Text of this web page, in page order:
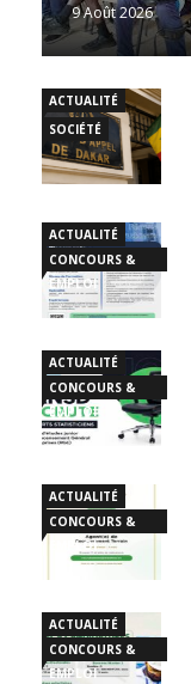
9 Août 2026
ACTUALITÉ
SOCIÉTÉ
ACTUALITÉ
CONCOURS &
EMPLOI
ACTUALITÉ
CONCOURS &
EMPLOI
ACTUALITÉ
CONCOURS &
EMPLOI
ACTUALITÉ
CONCOURS &
EMPLOI